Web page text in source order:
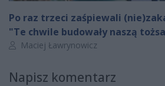
Po raz trzeci zaśpiewali
"Te chwile budowały naszą
Autor artykułu:
Maciej Ławrynowicz
Napisz komentarz